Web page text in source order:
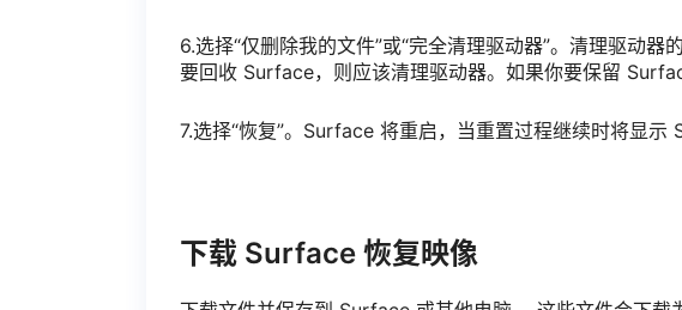
6.选择“仅删除我的文件”或“完全清理驱动器”。清理驱动
要回收 Surface，则应该清理驱动器。如果你要保留
7.选择“恢复”。Surface 将重启，当重置过程继续时将显示
下载 Surface 恢复映像